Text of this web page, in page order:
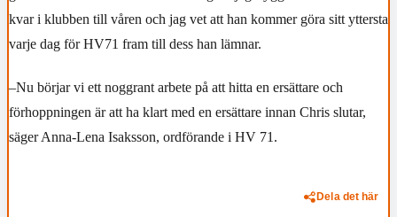
kvar i klubben till våren och jag vet att han kommer göra sitt yttersta
varje dag för HV71 fram till dess han lämnar.
–Nu börjar vi ett noggrant arbete på att hitta en ersättare och
förhoppningen är att ha klart med en ersättare innan Chris slutar,
säger Anna-Lena Isaksson, ordförande i HV 71.
Dela det här